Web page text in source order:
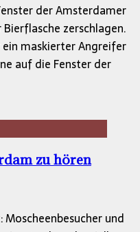
der Amsterdamer
zerschlagen.
maskierter Angreifer
​​auf die Fenster der
zu hören
und